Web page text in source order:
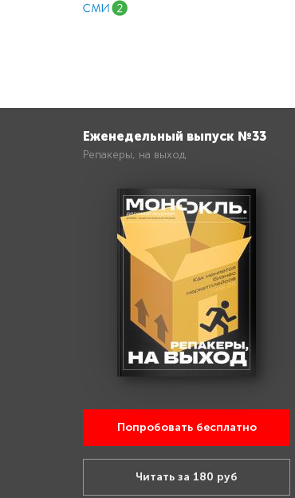
Еженедельный выпуск №33
Репакеры, на выход
Попробовать бесплатно
Читать за 180 руб